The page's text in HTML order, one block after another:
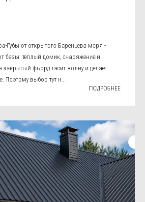
Губы от открытого Баренцева моря -
базы: тёплый домик, снаряжение и
закрытый фьорд гасит волну и делает
Поэтому выбор тут н...
ПОДРОБНЕЕ